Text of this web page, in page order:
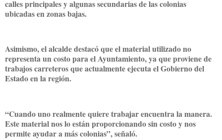
calles principales y algunas secundarias de las colonias
ubicadas en zonas bajas.
Asimismo, el alcalde destacó que el material utilizado no
representa un costo para el Ayuntamiento, ya que proviene de
trabajos carreteros que actualmente ejecuta el Gobierno del
Estado en la región.
“Cuando uno realmente quiere trabajar encuentra la manera.
Este material nos lo están proporcionando sin costo y nos
permite ayudar a más colonias”, señaló.